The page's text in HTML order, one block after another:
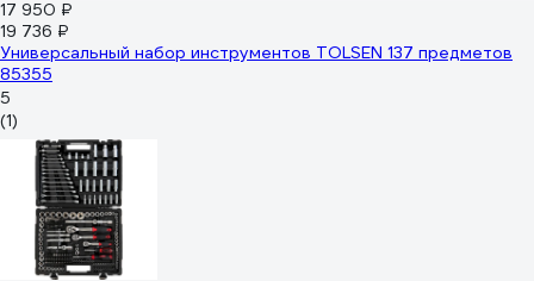
17 950 ₽
19 736 ₽
Универсальный набор инструментов TOLSEN 137 предметов
85355
5
(1)